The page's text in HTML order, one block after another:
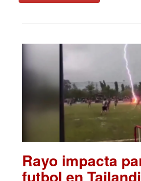
Rayo impacta
futbol en